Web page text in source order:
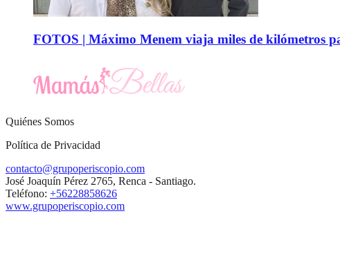
FOTOS | Máximo Menem viaja miles de kilómetros
Quiénes Somos
Política de Privacidad
contacto@grupoperiscopio.com
José Joaquín Pérez 2765, Renca - Santiago.
Teléfono: +56228858626
www.grupoperiscopio.com